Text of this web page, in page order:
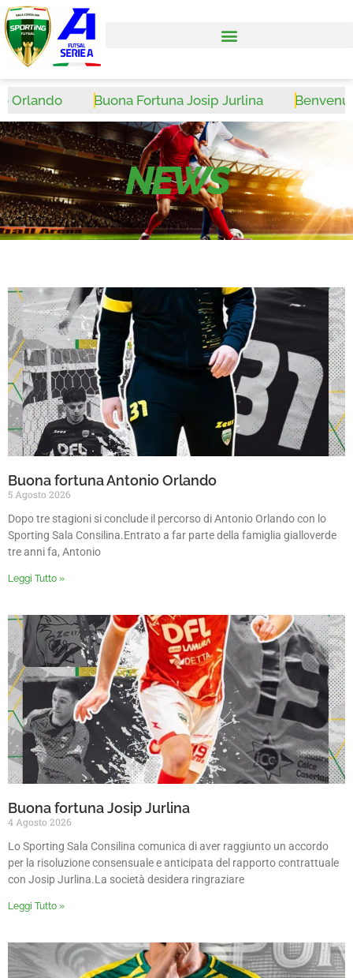
Buona Fortuna Josip Jurlina Benvenuto
NEWS
Buona fortuna Antonio Orlando
5 Agosto 2026
Dopo tre stagioni si conclude il percorso di Antonio Orlando con lo
Sporting Sala Consilina.Entrato a far parte della famiglia gialloverde
tre anni fa, Antonio
Leggi Tutto »
Buona fortuna Josip Jurlina
4 Agosto 2026
Lo Sporting Sala Consilina comunica di aver raggiunto un accordo
per la risoluzione consensuale e anticipata del rapporto contrattuale
con Josip Jurlina.La società desidera ringraziare
Leggi Tutto »